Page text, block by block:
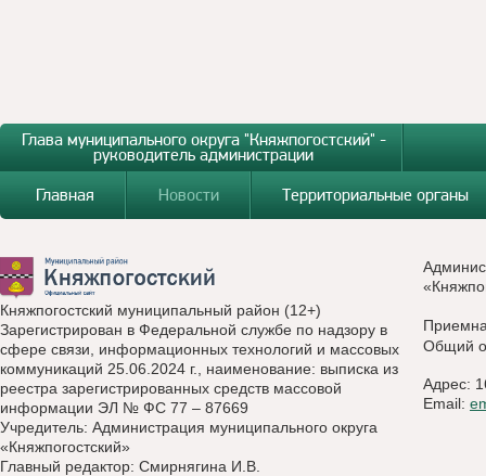
Глава муниципального округа "Княжпогостский" -
руководитель администрации
Главная
Новости Территориальные органы
Княжпогостский муниципальный район (12+)
Зарегистрирован в Федеральной службе по надзору в
сфере связи, информационных технологий и массовых
коммуникаций 25.06.2024 г., наименование: выписка из
реестра зарегистрированных средств массовой
информации ЭЛ № ФС 77 – 87669
Учредитель: Администрация муниципального округа
«Княжпогостский»
Главный редактор: Смирнягина И.В.
Общий
Адрес:
Email: